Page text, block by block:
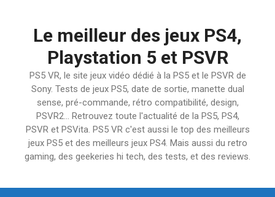
Le meilleur des jeux PS4,
Playstation 5 et PSVR
PS5 VR, le site jeux vidéo dédié à la PS5 et le PSVR de
Sony. Tests de jeux PS5, date de sortie, manette dual
sense, pré-commande, rétro compatibilité, design,
PSVR2… Retrouvez toute l'actualité de la PS5, PS4,
PSVR et PSVita. PS5 VR c'est aussi le top des meilleurs
jeux PS5 et des meilleurs jeux PS4. Mais aussi du retro
gaming, des geekeries hi tech, des tests, et des reviews.